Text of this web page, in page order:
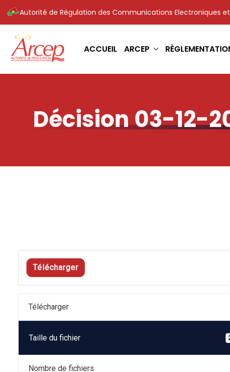
Autorité de Régulation des Communications Electroniques
ACCUEIL ARCEP
Décision 03-12-
Télécharger
Télécharger
Taille du fichier
Nombre de fichiers